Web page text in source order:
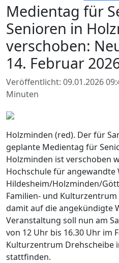
Medientag für
Senioren in
verschoben:
14. Februar
Veröffentlicht: 09.01.2026
Minuten
Holzminden (red). Der für
geplante Medientag für
Holzminden ist verschoben
Hochschule für angewandte
Hildesheim/Holzminden/
Familien- und
damit auf die angekündigte
Veranstaltung soll nun am
von 12 Uhr bis 16.30 Uhr im
Kulturzentrum Drehscheibe
stattfinden.